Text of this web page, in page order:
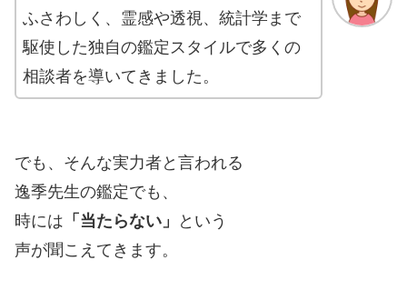
ふさわしく、霊感や透視、統計学まで
駆使した独自の鑑定スタイルで多くの
相談者を導いてきました。
でも、そんな実力者と言われる
逸季先生の鑑定でも、
時には 「当たらない」
という
声が聞こえてきます。